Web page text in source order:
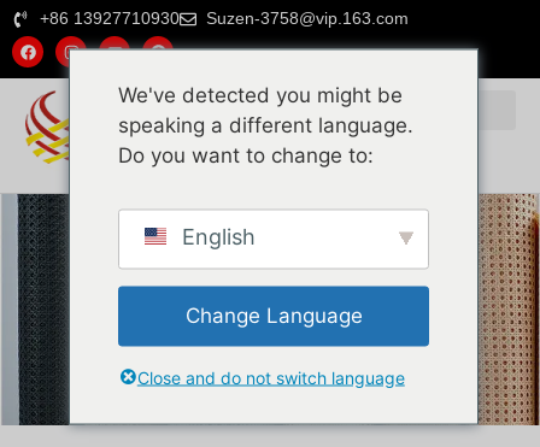
+86 13927710930 Suzen-3758@vip.163.com
We've detected you might be
speaking a different language.
Do you want to change to:
English
Change Language
Close and do not switch language